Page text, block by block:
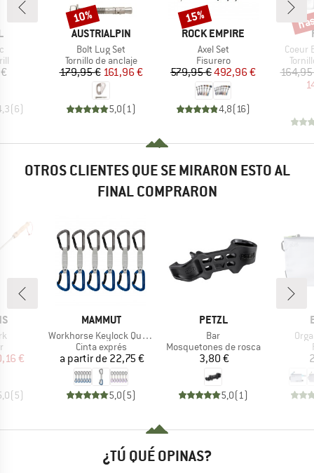
(6)
MARCA
AUSTRIALPIN
Artículo
Bolt Lug Set
Product group
Tornillo de anclaje
Precio
179,95 €Precio reducido
161,96 €
5,0( 1)
Descuento
10%
MARCA
ROCK EMPIRE
Artículo
Axel Set
Product group
Fisurero
Precio
579,95 €Precio reducido
492,96 €
4,8( 16)
Descuento
15%
Coeur
OTROS CLIENTES QUE SE MIRARON ESTO AL
FINAL COMPRARON
group
reducido
€
(5)
MARCA
MAMMUT
Artículo
Workhorse Keylock Quickdraws
Product group
Cinta exprés
Precio
a partir de 22,75 €
5,0(5)
MARCA
PETZL
Artículo
Bar
Product group
Mosquetones de rosca
Precio
3,80 €
5,0(1 )
¿TÚ QUÉ OPINAS?